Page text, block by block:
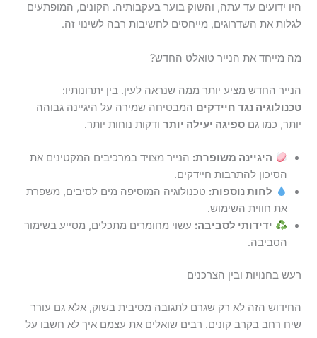
היו ידועים עד עתה, והשוק בוער בעקבותיה. הקונים, המופתעים
לגלות את השדרוגים, מייחסים לחשיבות רבה לשינוי זה.
מה מייחד את הנייר טואלט החדש?
הנייר החדש מציע יותר ממה שנראה לעין. בין יתרונותיו:
טכנולוגיה נגד חיידקים המבטיחה שמירה על היגיינה גבוהה
יותר, כמו גםספיגה יעילה יותר ודקות נוחות יותר.
היגיינה משופרת: הנייר מצויד במרכיבים המקטינים את
הסיכון להתרבות חיידקים.
לחות נוספות: טכנולוגיה המוסיפה מים לסיבים, משפרת
את חווית השימוש.
ידידותי לסביבה: עשוי מחומרים מתכלים, מסייע בשימור
הסביבה.
רעש בחנויות ובין הצרכנים
החידוש הזה לא רק שגרם לתגובה מסיבית בשוק, אלא גם עורר
שיח רחב בקרב קונים. רבים שואלים את עצמם איך לא חשבו על